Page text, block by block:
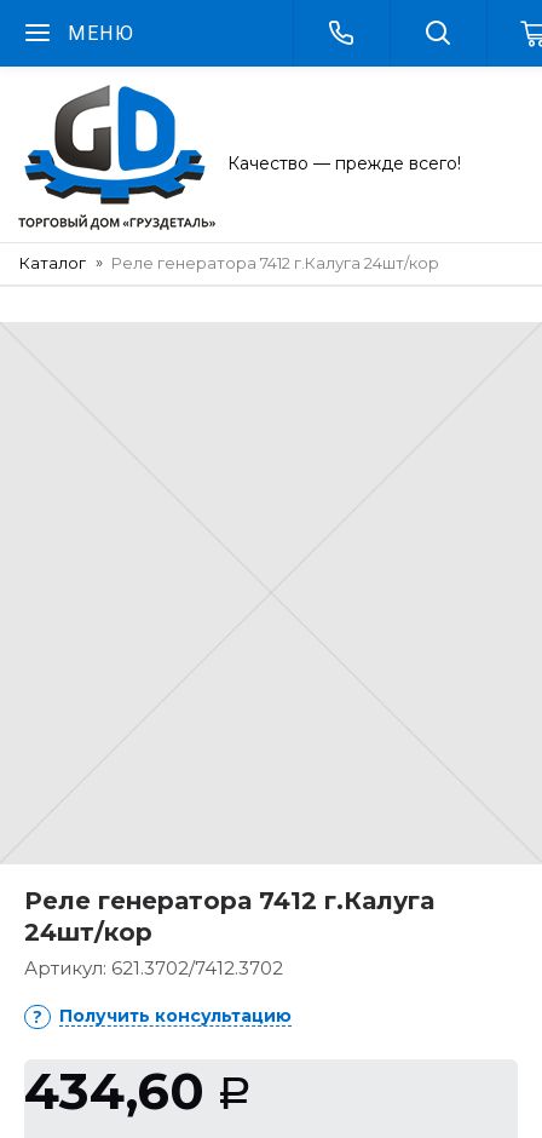
МЕНЮ
Качество — прежде всего!
Каталог Реле генератора 7412 г.Калуга 24шт/кор
Реле генератора 7412 г.Калуга
24шт/кор
Артикул: 621.3702/7412.3702
Получить консультацию
434,60 Р